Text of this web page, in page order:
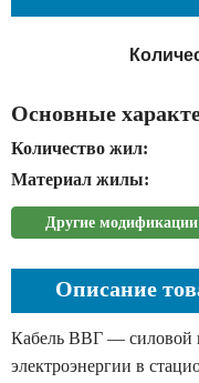
Основные
Количество жил:
Материал жилы:
Другие модификации
Описание
Кабель ВВГ — силовой
электроэнергии в